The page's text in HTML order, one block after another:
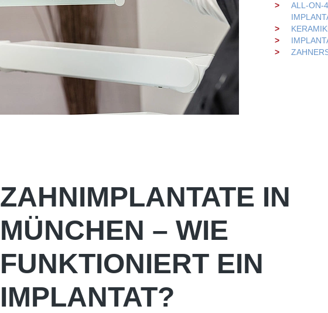
ALL-ON-4
ZAHNIMPLANTATE IN
MÜNCHEN – WIE
FUNKTIONIERT EIN
IMPLANTAT?